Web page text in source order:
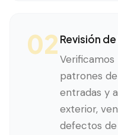
02 Revisión
Verificamos
patrones
entradas y
exterior,
defectos